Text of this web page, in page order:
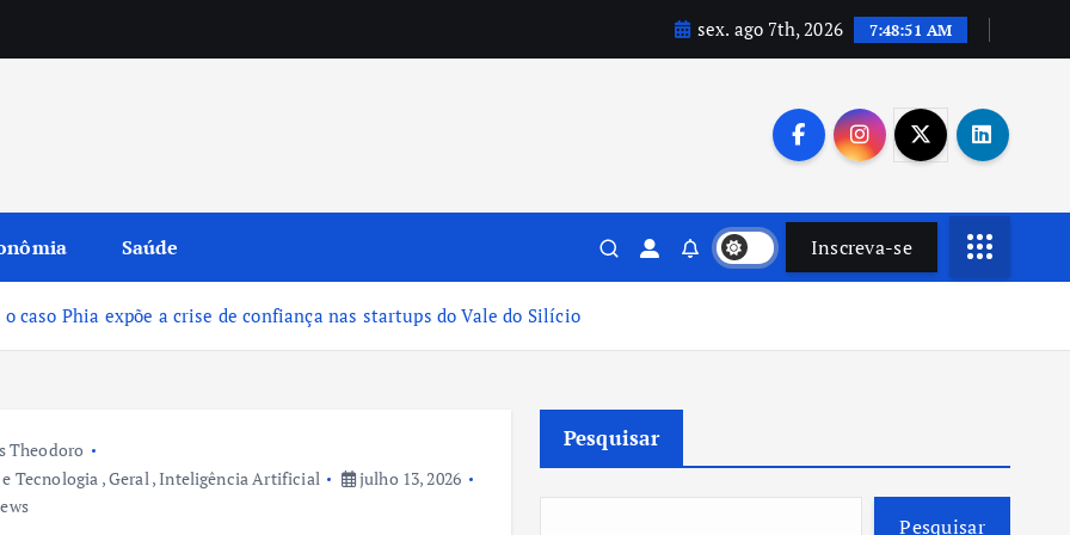
sex. ago 7th, 2026 7:48:52 AM
Saúde Inscreva-se
caso Phia expõe a crise de confiança nas startups do Vale do Silício
Theodoro
Tecnologia ,Geral,Inteligência Artificial
julho 13, 2026
Pesquisar
Pesquisar